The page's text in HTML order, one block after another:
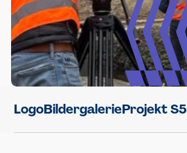
LogoBildergalerieProjekt S5